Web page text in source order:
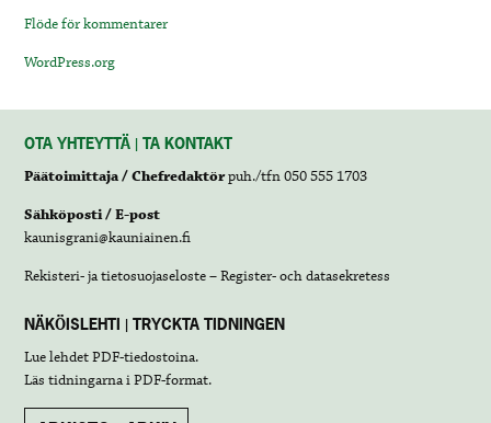
Flöde för kommentarer
WordPress.org
OTA YHTEYTTÄ | TA KONTAKT
Päätoimittaja / Chefredaktörpuh./tfn 050 555 1703
Sähköposti / E-post
kaunisgrani@kauniainen.fi
Rekisteri- ja tietosuojaseloste – Register- och datasekretess
NÄKÖISLEHTI | TRYCKTA TIDNINGEN
Lue lehdetPDF-tiedostoina.
Läs tidningarna iPDF-format.